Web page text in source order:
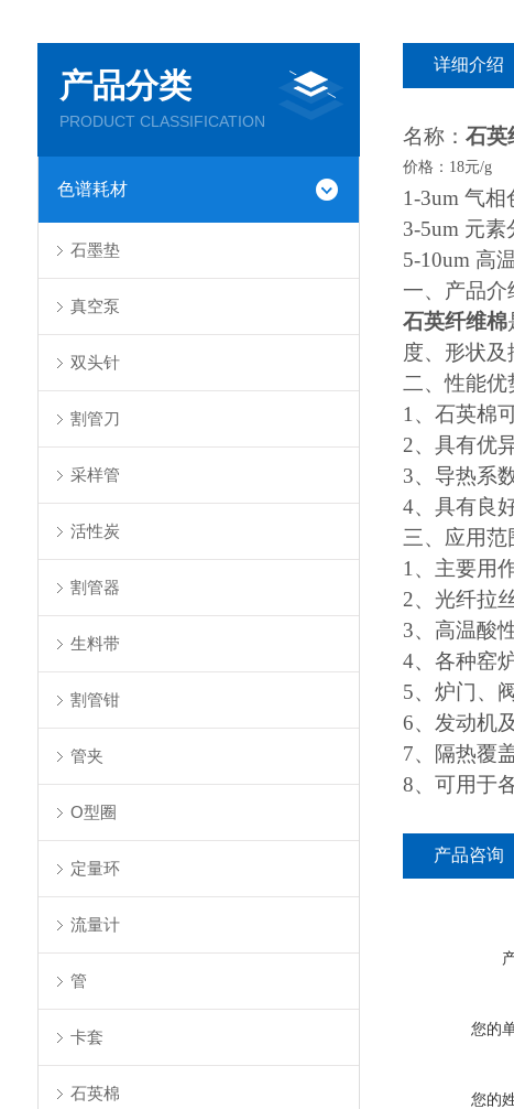
产品分类
PRODUCT CLASSIFICATION
色谱耗材
石墨垫
真空泵
双头针
割管刀
采样管
活性炭
割管器
生料带
割管钳
管夹
O型圈
定量环
流量计
管
卡套
石英棉
详细介绍
名称： 石英
价格： 18元/g
1-3um 气
3-5um 元
5-10um 高
一、产品介
石英纤维棉
度、形状及
二、性能优
1、石英棉
2、具有优
3、导热系
4、具有良
三、应用范
1、主要用
2、光纤拉
3、高温酸
4、各种窑
5、炉门、
6、发动机
7、隔热覆
8、可用于
产品咨询
您的
您的